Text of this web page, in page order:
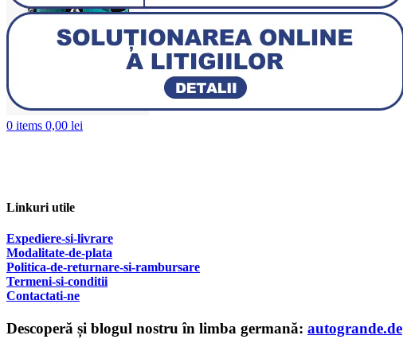
0 items 0,00 lei
Linkuri utile
Expediere-si-livrare
Modalitate-de-plata
Politica-de-returnare-si-rambursare
Termeni-si-conditii
Contactati-ne
Descoperă și blogul nostru în limba germană: autogrande.de